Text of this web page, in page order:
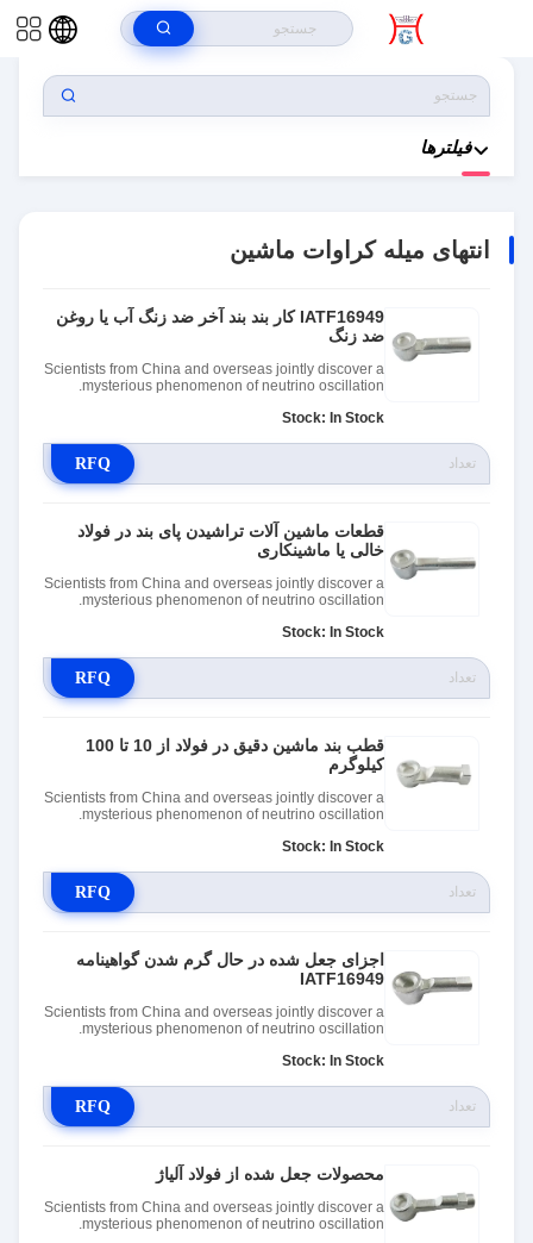
فیلترها
انتهای میله کراوات ماشین
IATF16949 کار بند بند آخر ضد زنگ آب یا روغن
ضد زنگ
Scientists from China and overseas jointly discover a
mysterious phenomenon of neutrino oscillation.
Stock: In Stock
RFQ
قطعات ماشین آلات تراشیدن پای بند در فولاد
خالی یا ماشینکاری
Scientists from China and overseas jointly discover a
mysterious phenomenon of neutrino oscillation.
Stock: In Stock
RFQ
قطب بند ماشین دقیق در فولاد از 10 تا 100
کیلوگرم
Scientists from China and overseas jointly discover a
mysterious phenomenon of neutrino oscillation.
Stock: In Stock
RFQ
اجزای جعل شده در حال گرم شدن گواهینامه
IATF16949
Scientists from China and overseas jointly discover a
mysterious phenomenon of neutrino oscillation.
Stock: In Stock
RFQ
محصولات جعل شده از فولاد آلیاژ
Scientists from China and overseas jointly discover a
mysterious phenomenon of neutrino oscillation.